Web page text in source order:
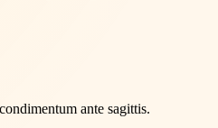
ante sagittis.